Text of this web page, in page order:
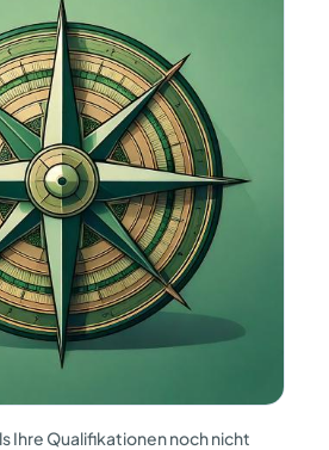
Ihre Qualifikationen noch nicht